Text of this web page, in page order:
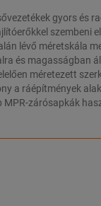
gyors és
szembeni
lévő méretskála
és magasságban
méretezett
a ráépítmények
MPR-zárósapkák